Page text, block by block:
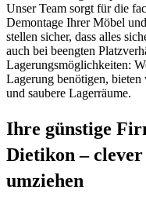
Unser Team sorgt für die
Demontage Ihrer Möbel
stellen sicher, dass alles
auch bei beengten
Lagerungsmöglichkeiten:
Lagerung benötigen,
und saubere Lagerräume.
Ihre günstige
Dietikon –
umziehen